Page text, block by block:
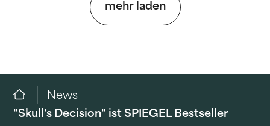
mehr laden
News
"Skull's Decision" ist SPIEGEL Bestseller